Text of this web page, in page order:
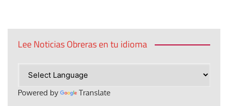
Lee Noticias Obreras en tu idioma
Powered by Translate